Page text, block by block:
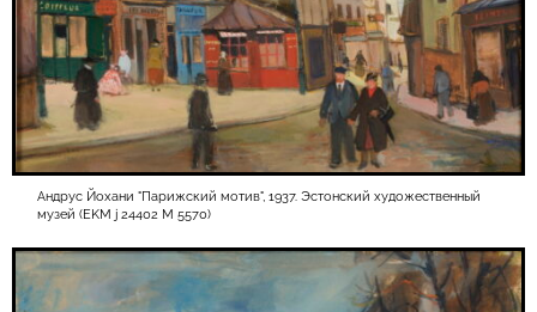
Андрус Йохани "Парижский мотив", 1937. Эстонский художественный
музей (EKM j 24402 M 5570)